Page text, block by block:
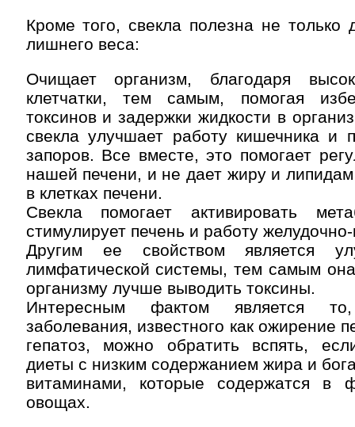
Кроме того, свекла полезна не только
лишнего веса:
Очищает организм, благодаря
клетчатки, тем самым, помогая
токсинов и задержки жидкости в
свекла улучшает работу кишечника и
запоров. Все вместе, это помогает
нашей печени, и не дает жиру и липидам
в клетках печени.
Свекла помогает активировать
стимулирует печень и работу
Другим ее свойством является
лимфатической системы, тем самым
организму лучше выводить токсины.
Интересным фактом является
заболевания, известного как ожирение
гепатоз, можно обратить вспять,
диеты с низким содержанием жира и
витаминами, которые содержатся в
овощах.